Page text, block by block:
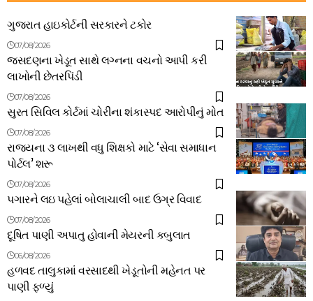
ગુજરાત હાઇકોર્ટની સરકારને ટકોર
07/08/2026
જસદણના ખેડૂત સાથે લગ્નના વચનો આપી કરી
લાખોની છેતરપિંડી
07/08/2026
સુરત સિવિલ કોર્ટમાં ચોરીના શંકાસ્પદ આરોપીનું મોત
07/08/2026
રાજ્યના ૩ લાખથી વધુ શિક્ષકો માટે ‘સેવા સમાધાન
પોર્ટલ’ શરૂ
07/08/2026
પગારને લઇ પહેલાં બોલાચાલી બાદ ઉગ્ર વિવાદ
07/08/2026
દૂષિત પાણી અપાતુ હોવાની મેયરની કબુલાત
06/08/2026
હળવદ તાલુકામાં વરસાદથી ખેડૂતોની મહેનત પર
પાણી ફળ્યું